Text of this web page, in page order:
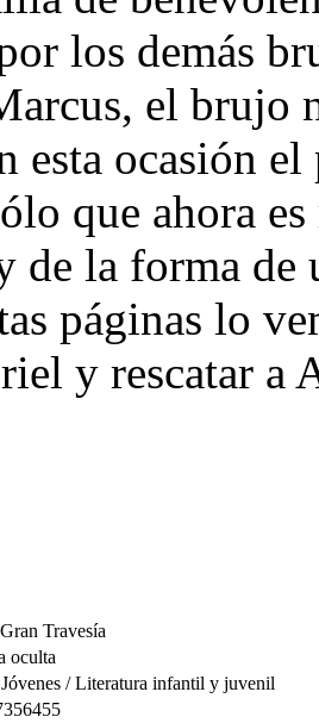
los demás
el brujo
esta ocasión
que ahora
de la forma
páginas lo
y rescatar a
Travesía
oculta
/ Literatura infantil y juvenil